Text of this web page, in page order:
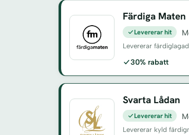
Färdiga Maten
Levererar hit
Levererar
30% rabatt
Svarta Lådan
Levererar hit
Levererar kyld